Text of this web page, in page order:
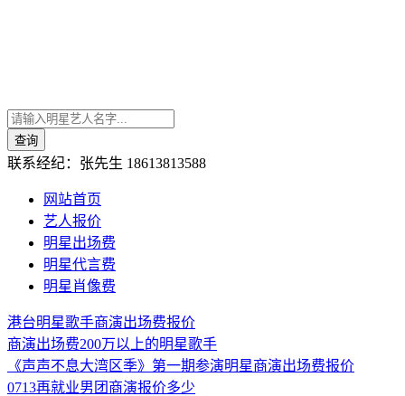
联系经纪：张先生 18613813588
网站首页
艺人报价
明星出场费
明星代言费
明星肖像费
港台明星歌手商演出场费报价
商演出场费200万以上的明星歌手
《声声不息大湾区季》第一期参演明星商演出场费报价
0713再就业男团商演报价多少